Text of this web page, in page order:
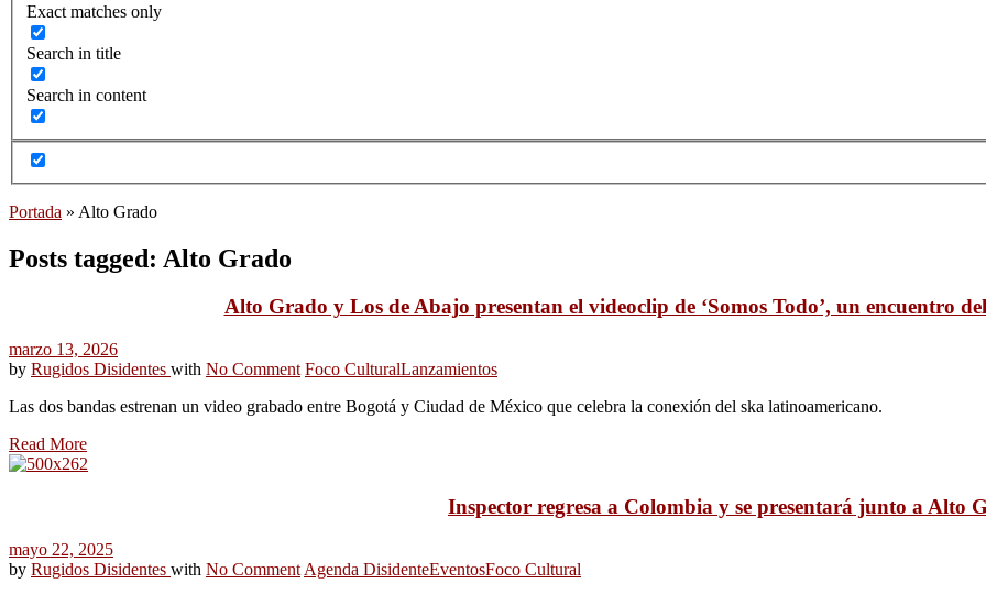
Exact matches only
Search in title
Search in content
Portada » Alto Grado
Posts tagged: Alto Grado
Alto Grado y Los de Abajo presentan el videoclip de ‘Somos Todo’, un encuentro
marzo 13, 2026
by Rugidos Disidentes with No Comment Foco CulturalLanzamientos
Las dos bandas estrenan un video grabado entre Bogotá y Ciudad de México que celebra la conexión del ska latinoamericano.
Read More
Inspector regresa a Colombia y se presentará junto a Alto
mayo 22, 2025
by Rugidos Disidentes with No Comment Agenda DisidenteEventosFoco Cultural